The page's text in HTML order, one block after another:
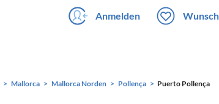
Anmelden
Mallorca Mallorca Norden Pollença Puerto Pollença